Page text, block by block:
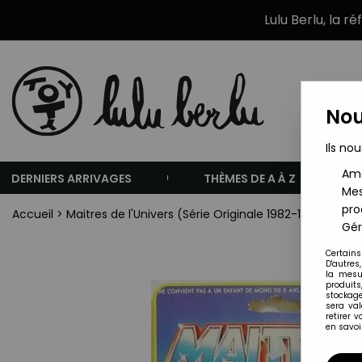
Lulu Berlu, la
DERNIERS ARRIVAGES THÈMES DE A À Z
Accueil > Maitres de l'Univers (Série Originale 1982-1988)
Ils
la
sera
retirer
en